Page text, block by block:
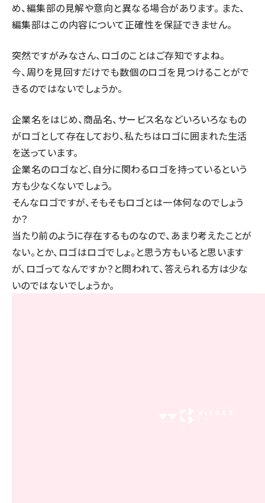
め、編集部の見解や意向と異なる場合があります。 また、
編集部はこの内容について正確性を保証できません。
突然ですがみなさん、ロゴのことはご存知ですよね。
今、周りを見回すだけでも数個のロゴを見つけることがで
きるのではないでしょうか。
企業名をはじめ、商品名、サービス名などいろいろなもの
がロゴとして存在しており、私たちはロゴに囲まれた生活
を送っています。
企業名のロゴなど、自分に関わるロゴを持っているという
方も少なくないでしょう。
そんなロゴですが、そもそもロゴとは一体何なのでしょう
か？
当たり前のように存在するものなので、あまり考えたことが
ない。とか、ロゴはロゴでしょ。と思う方もいると思います
が、ロゴってなんですか？と問われて、答えられる方は少な
いのではないでしょうか。